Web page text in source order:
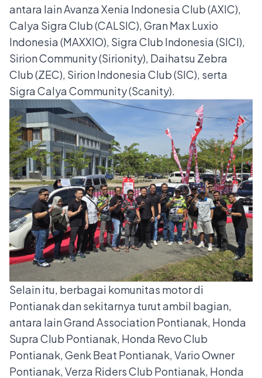
antara lain Avanza Xenia Indonesia Club (AXIC),
Calya Sigra Club (CALSIC), Gran Max Luxio
Indonesia (MAXXIO), Sigra Club Indonesia (SICI),
Sirion Community (Sirionity), Daihatsu Zebra
Club (ZEC), Sirion Indonesia Club (SIC), serta
Sigra Calya Community (Scanity).
Selain itu, berbagai komunitas motor di
Pontianak dan sekitarnya turut ambil bagian,
antara lain Grand Association Pontianak, Honda
Supra Club Pontianak, Honda Revo Club
Pontianak, Genk Beat Pontianak, Vario Owner
Pontianak, Verza Riders Club Pontianak, Honda